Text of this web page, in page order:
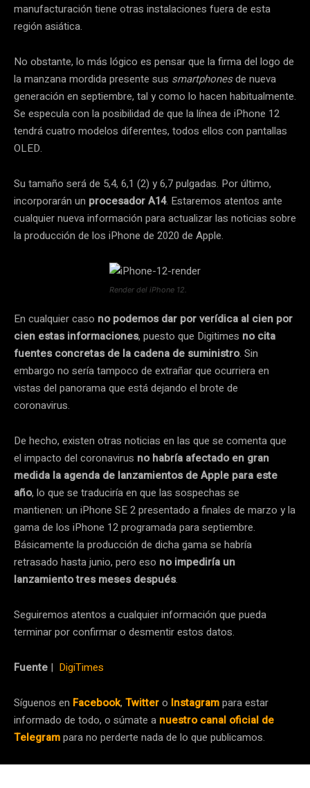
manufacturación tiene otras instalaciones fuera de esta
región asiática.
No obstante, lo más lógico es pensar que la firma del logo de
la manzana mordida presente sus smartphonesde nueva
generación en septiembre, tal y como lo hacen habitualmente.
Se especula con la posibilidad de que la línea de iPhone 12
tendrá cuatro modelos diferentes, todos ellos con pantallas
OLED.
Su tamaño será de 5,4, 6,1 (2) y 6,7 pulgadas. Por último,
incorporarán un procesador A14. Estaremos atentos ante
cualquier nueva información para actualizar las noticias sobre
la producción de los iPhone de 2020 de Apple.
Render del iPhone 12.
En cualquier caso no podemos dar por verídica al cien por
cien estas informaciones, puesto que Digitimes no cita
fuentes concretas de la cadena de suministro. Sin
embargo no sería tampoco de extrañar que ocurriera en
vistas del panorama que está dejando el brote de
coronavirus.
De hecho, existen otras noticias en las que se comenta que
el impacto del coronavirus no habría afectado en gran
medida la agenda de lanzamientos de Apple para este
año, lo que se traduciría en que las sospechas se
mantienen: un iPhone SE 2 presentado a finales de marzo y la
gama de los iPhone 12 programada para septiembre.
Básicamente la producción de dicha gama se habría
retrasado hasta junio, pero eso no impediría un
lanzamiento tres meses después.
Seguiremos atentos a cualquier información que pueda
terminar por confirmar o desmentir estos datos.
Fuente | DigiTimes
Síguenos en Facebook, Twittero Instagrampara estar
informado de todo, o súmate a nuestro canal oficial de
Telegrampara no perderte nada de lo que publicamos.